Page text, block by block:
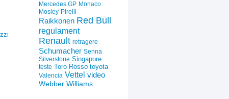
Mercedes GP Monaco
Mosley Pirelli
Raikkonen Red Bull
regulament
Renault retragere
Schumacher Senna
Silverstone Singapore
teste Toro Rosso toyota
Valencia Vettel video
Webber Williams